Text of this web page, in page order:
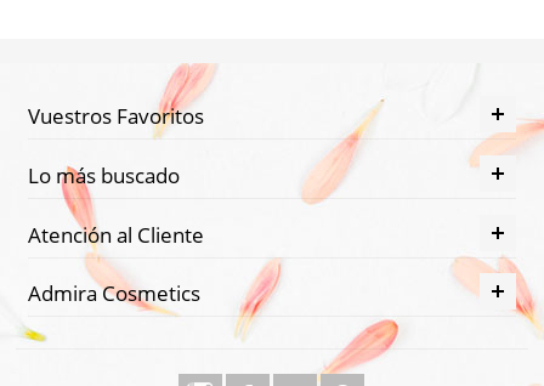
Vuestros Favoritos
Lo más buscado
Atención al Cliente
Admira Cosmetics